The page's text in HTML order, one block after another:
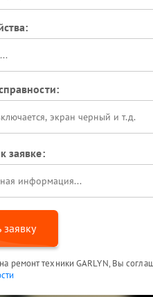
заявке:
заявку
ремонт техники GARLYN, Вы